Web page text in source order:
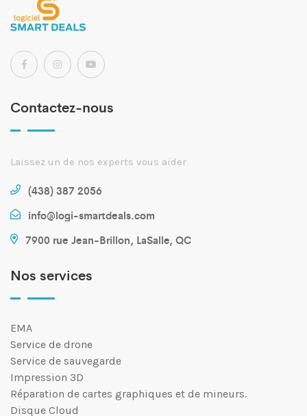
Contactez-nous
Laissez un de nos experts vous aider
(438) 387 2056
info@logi-smartdeals.com
7900 rue Jean-Brillon, LaSalle, QC
Nos services
EMA
Service de drone
Service de sauvegarde
Impression 3D
Réparation de cartes graphiques et de mineurs.
Disque Cloud